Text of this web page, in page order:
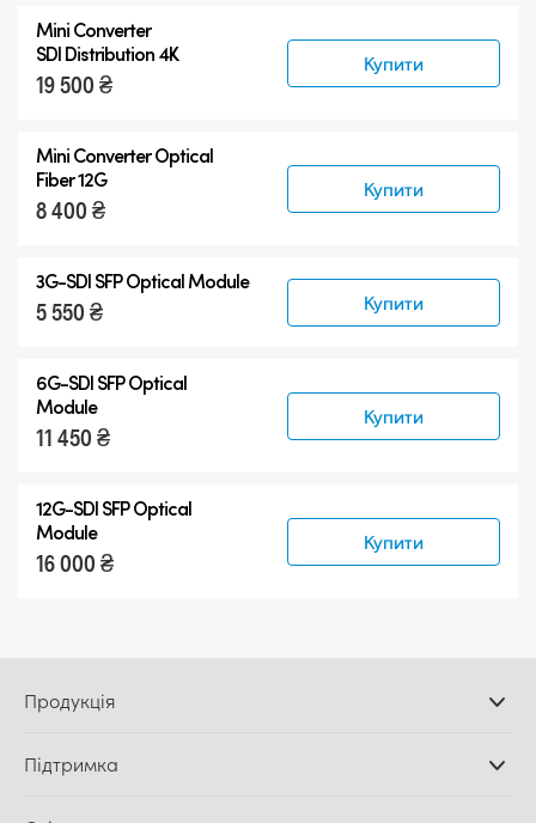
Mini Converter
SDI Distribution 4K
19 500 ₴
Купити
Mini Converter Optical
Fiber 12G
8 400 ₴
Купити
3G-SDI SFP Optical Module
5 550 ₴ Купити
6G-SDI SFP Optical
Module
11 450 ₴
Купити
12G-SDI SFP Optical
Module
16 000 ₴
Купити
Продукція
Додатки DaVinci
Підтримка